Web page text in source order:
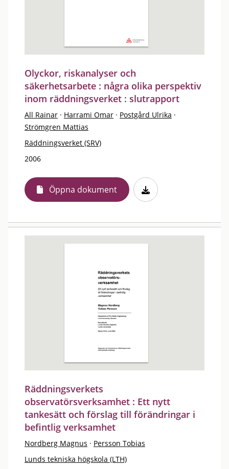
Olyckor, riskanalyser och
säkerhetsarbete : några olika perspektiv
inom räddningsverket : slutrapport
All Rainar · Harrami Omar · Postgård Ulrika ·
Strömgren Mattias
Räddningsverket (SRV)
2006
Öppna dokument
Räddningsverkets
observatörsverksamhet : Ett nytt
tankesätt och förslag till förändringar i
befintlig verksamhet
Nordberg Magnus · Persson Tobias
Lunds tekniska högskola (LTH)